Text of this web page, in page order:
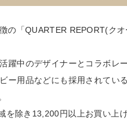
の「QUARTER REPORT(ク
躍中のデザイナーとコラボレ
ー用品などにも採用されてい
除き13,200円以上お買い上